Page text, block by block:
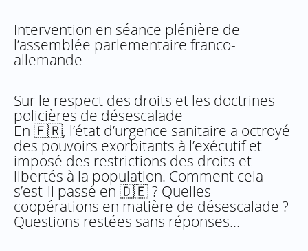
Intervention en séance plénière de
l’assemblée parlementaire franco-
allemande
Sur le respect des droits et les doctrines
policières de désescalade
En 🇫🇷, l’état d’urgence sanitaire a octroyé
des pouvoirs exorbitants à l’exécutif et
imposé des restrictions des droits et
libertés à la population. Comment cela
s’est-il passé en 🇩🇪 ? Quelles
coopérations en matière de désescalade ?
Questions restées sans réponses…